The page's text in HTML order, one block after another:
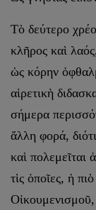
Τὸ δεύτερο
κλῆρος καὶ
ὡς κόρην
αἱρετικὴ
σήμερα
ἄλλη φορά,
καὶ πολεμεῖται
τὶς ὁποῖες, ἡ